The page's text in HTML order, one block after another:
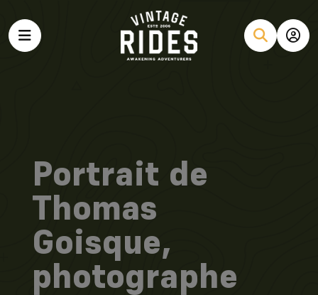
Portrait de
Thomas
Goisque,
photographe